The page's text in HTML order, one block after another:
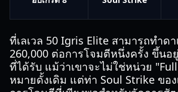
ที่เลเวล 50 Igris Elite สามารถทำดา
260,000 ต่อการโจมตีหนึ่งครั้ง ขึ้นอ
ที่ได้รับ แม้ว่าเขาจะไม่ใช่หน่วย
หมายดั้งเดิม แต่ท่า Soul Strike ขอ